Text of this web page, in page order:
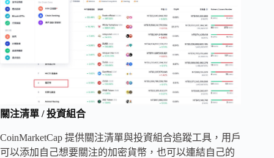
關注清單 / 投資組合
CoinMarketCap 提供關注清單與投資組合追蹤工具，用戶
可以添加自己想要關注的加密貨幣，也可以連結自己的